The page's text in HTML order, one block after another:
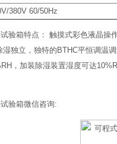
380V 60/50Hz
验箱特点： 触摸式彩色液晶操
独立，独特的BTHC平恒调温
，加装除湿装置湿度可达
验箱微信咨询: